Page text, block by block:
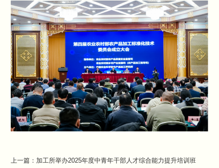
上一篇： 加工所举办2025年度中青年干部人才综合能力提升培训班